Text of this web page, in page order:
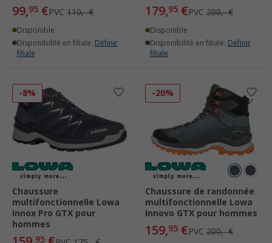
99,95 €PVC 110,- €
Disponible
Disponibilité en filiale: Définir
filiale
179,95 €PVC 200,- €
Disponible
Disponibilité en filiale: Définir
filiale
-8%
Chaussure
multifonctionnelle Lowa
Innox Pro GTX pour
hommes
95
-20%
Chaussure de randonnée
multifonctionnelle Lowa
Innovo GTX pour hommes
159,95 €PVC 200,- €